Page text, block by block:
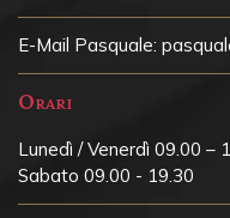
E-Mail Pasquale:
Orari
Lunedì / Venerdì 09.00 –
Sabato 09.00 - 19.30